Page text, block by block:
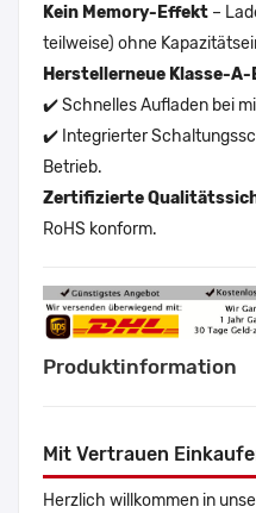
Kein Memory-Effekt –
teilweise) ohne
Herstellerneue Klasse-
✔️ Schnelles Aufladen bei
✔️ Integrierter
Betrieb.
Zertifizierte
RoHS konform.
Produktinformation
Mit Vertrauen
Herzlich willkommen in